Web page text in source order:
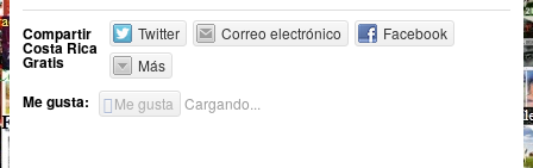
Compartir
Costa Rica
Gratis
Twitter Correo electrónico
Facebook
Más
Me gusta: Me gusta Cargando...